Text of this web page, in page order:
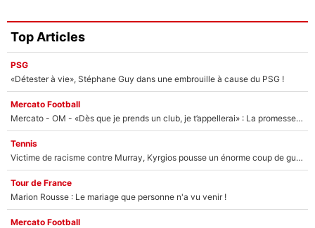
Top Articles
PSG
«Détester à vie», Stéphane Guy dans une embrouille à cause du PSG !
Mercato Football
Mercato - OM - «Dès que je prends un club, je t’appellerai» : La promesse de Marcelino au moment de claquer la porte
Tennis
Victime de racisme contre Murray, Kyrgios pousse un énorme coup de gueule !
Tour de France
Marion Rousse : Le mariage que personne n'a vu venir !
Mercato Football